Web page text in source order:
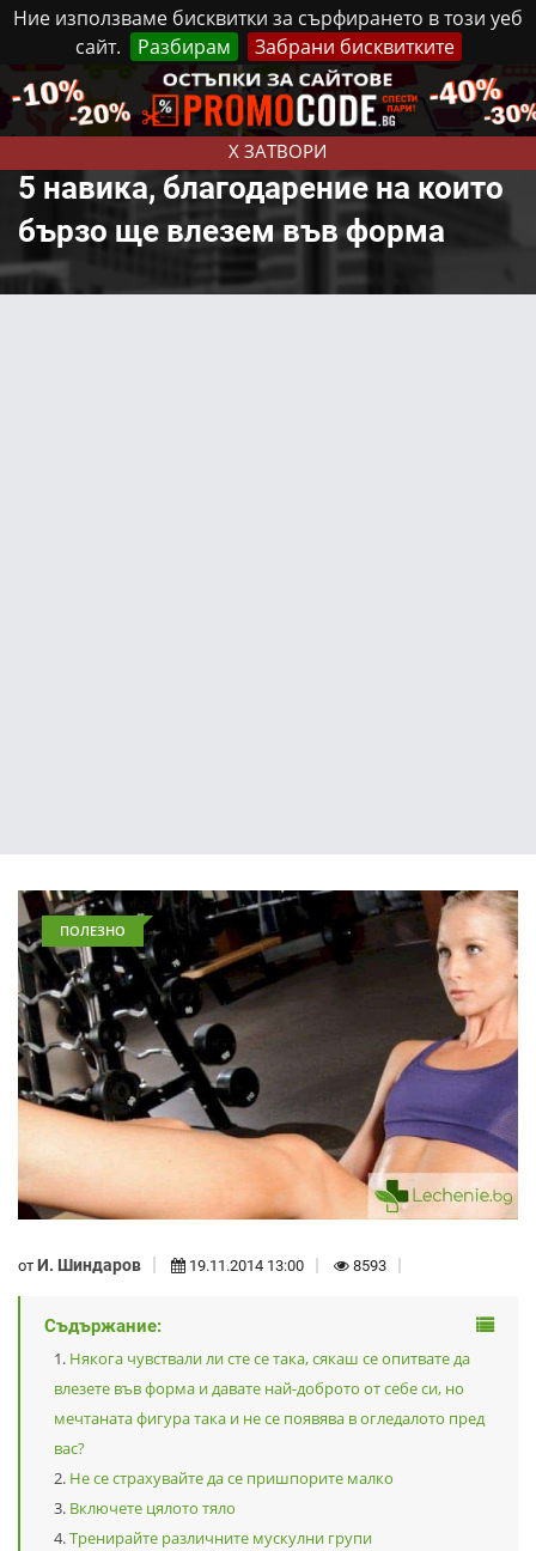
Ние използваме бисквитки за сърфирането в този уеб
сайт.
Разбирам Забрани бисквитките
X ЗАТВОРИ
Събота, 8 Август, 2026 Реклама Контакти
5 навика, благодарение на които
бързо ще влезем във форма
ПОЛЕЗНО
от И. Шиндаров 19.11.2014 13:00 8593
Съдържание:
Някога чувствали ли сте се така, сякаш се опитвате да
влезете във форма и давате най-доброто от себе си, но
мечтаната фигура така и не се появява в огледалото пред
вас?
Не се страхувайте да се пришпорите малко
Включете цялото тяло
Тренирайте различните мускулни групи